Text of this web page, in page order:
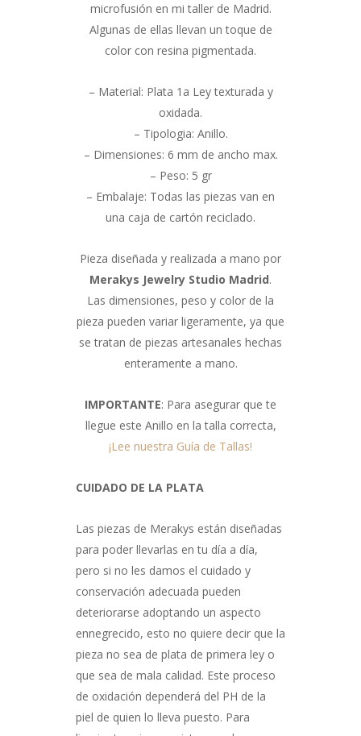
microfusión en mi taller de Madrid.
Algunas de ellas llevan un toque de
color con resina pigmentada.
– Material: Plata 1a Ley texturada y
oxidada.
– Tipologia: Anillo.
– Dimensiones: 6 mm de ancho max.
– Peso: 5 gr
– Embalaje: Todas las piezas van en
una caja de cartón reciclado.
Pieza diseñada y realizada a mano por
Merakys Jewelry Studio Madrid.
Las dimensiones, peso y color de la
pieza pueden variar ligeramente, ya que
se tratan de piezas artesanales hechas
enteramente a mano.
IMPORTANTE: Para asegurar que te
llegue este Anillo en la talla correcta,
¡Lee nuestra Guía de Tallas!
CUIDADO DE LA PLATA
Las piezas de Merakys están diseñadas
para poder llevarlas en tu día a día,
pero si no les damos el cuidado y
conservación adecuada pueden
deteriorarse adoptando un aspecto
ennegrecido, esto no quiere decir que la
pieza no sea de plata de primera ley o
que sea de mala calidad. Este proceso
de oxidación dependerá del PH de la
piel de quien lo lleva puesto. Para